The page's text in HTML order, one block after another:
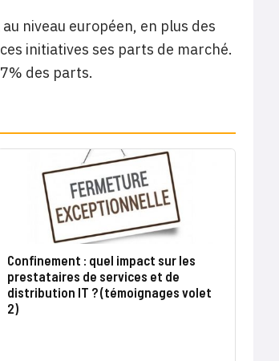
niveau européen, en plus des
initiatives ses parts de marché.
des parts.
Confinement : quel impact sur les
prestataires de services et de
distribution IT ? (témoignages volet
2)